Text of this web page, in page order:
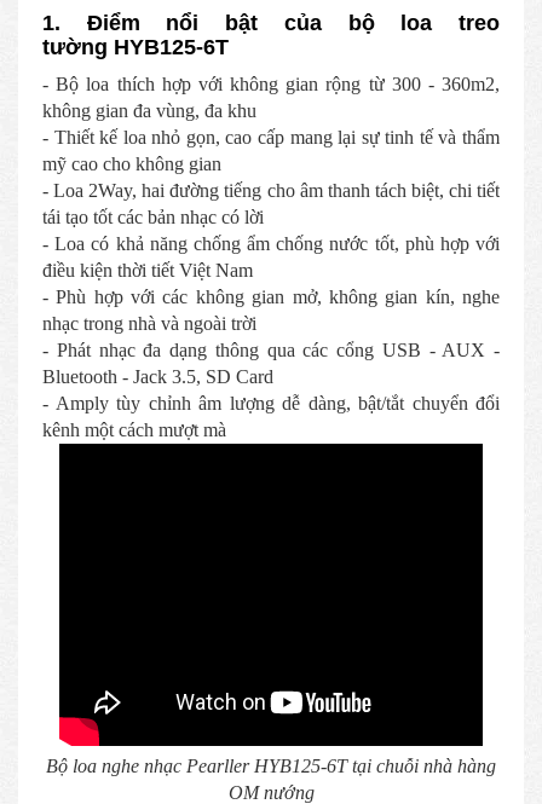
1. Điểm nổi bật của bộ loa treo
tường HYB125-6T
- Bộ loa thích hợp với không gian rộng từ 300 - 360m2,
không gian đa vùng, đa khu
- Thiết kế loa nhỏ gọn, cao cấp mang lại sự tinh tế và thẩm
mỹ cao cho không gian
- Loa 2Way, hai đường tiếng cho âm thanh tách biệt, chi tiết
tái tạo tốt các bản nhạc có lời
- Loa có khả năng chống ẩm chống nước tốt, phù hợp với
điều kiện thời tiết Việt Nam
- Phù hợp với các không gian mở, không gian kín, nghe
nhạc trong nhà và ngoài trời
- Phát nhạc đa dạng thông qua các cổng USB - AUX -
Bluetooth - Jack 3.5, SD Card
- Amply tùy chỉnh âm lượng dễ dàng, bật/tắt chuyển đổi
kênh một cách mượt mà
Bộ loa nghe nhạc Pearller HYB125-6T tại chuỗi nhà hàng
OM nướng